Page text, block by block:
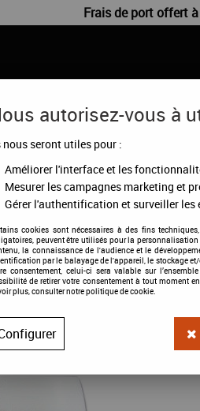
Frais de port offert
autorisez-vous à
nous seront utiles pour :
Améliorer l'interface et les
Mesurer les campagnes marketing et
Gérer l'authentification et surveiller les
cookies sont nécessaires à des fins
peuvent être utilisés pour la
la connaissance de l'audience et le
par le balayage de l'appareil, le stockage
consentement, celui-ci sera valable sur
de retirer votre consentement à tout moment
plus, consulter notre politique de cookie.